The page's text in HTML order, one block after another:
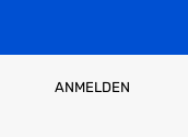
ANMELDEN